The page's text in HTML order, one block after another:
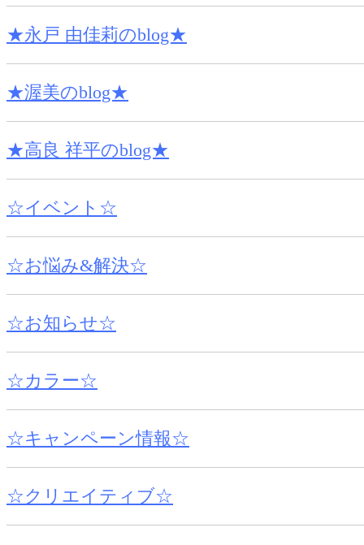
★永戸 由佳莉のblog★
★渥美のblog★
★高良 祥平のblog★
☆イベント☆
☆お悩み&解決☆
☆お知らせ☆
☆カラー☆
☆キャンペーン情報☆
☆クリエイティブ☆